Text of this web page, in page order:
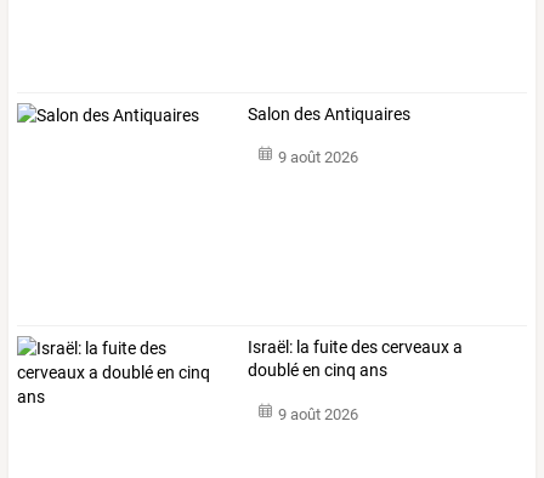
Salon des Antiquaires
9 août 2026
Israël: la fuite des cerveaux a
doublé en cinq ans
9 août 2026